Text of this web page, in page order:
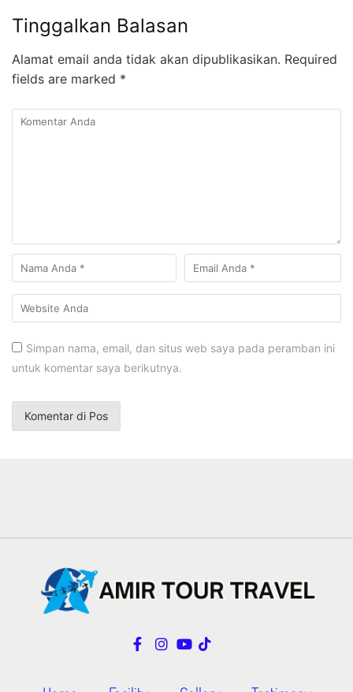
Tinggalkan Balasan
Alamat email anda tidak akan dipublikasikan. Required
fields are marked *
Simpan nama, email, dan situs web saya pada peramban ini
untuk komentar saya berikutnya.